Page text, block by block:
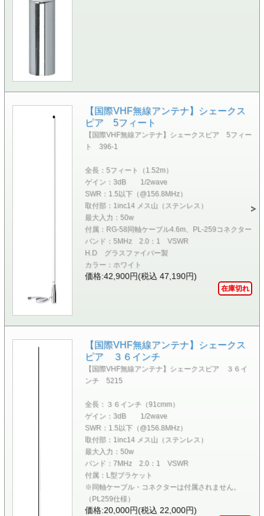
【国際VHF無線アンテナ】シェークス
ピア 5フィート
【国際VHF無線アンテナ】シェークスピア 5フィー
ト 396-1
全長：5フィート（1.52m）
ゲイン：3dB 1/2wave
SWR：1.5以下（@156.8MHz）
取付部：1inc14 メス山（ステンレス）
最大入力：50w
付属：RG-58同軸ケーブル4.6m、PL-259コネクター
バンド：5MHz 2.0：1 VSWR
H.D グラスファイバー製
カラー：ホワイト
価格:42,900円(税込 47,190円)
在庫切れ
【国際VHF無線アンテナ】シェークス
ピア ３６インチ
【国際VHF無線アンテナ】シェークスピア ３６イ
ンチ 5215
全長：３６インチ（91cmm）
ゲイン：3dB 1/2wave
SWR：1.5以下（@156.8MHz）
取付部：1inc14 メス山（ステンレス）
最大入力：50w
バンド：7MHz 2.0：1 VSWR
付属：L型ブラケット
※同軸ケーブル・コネクターは付属されません。
（PL259仕様）
価格:20,000円(税込 22,000円)